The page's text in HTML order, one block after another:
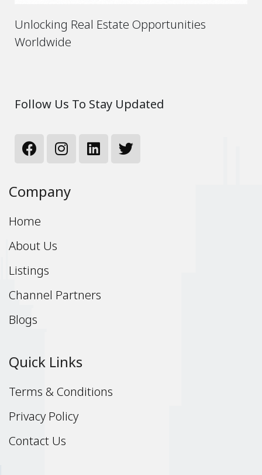
Unlocking Real Estate Opportunities
Worldwide
Follow Us To Stay Updated
Company
Home
About Us
Listings
Channel Partners
Blogs
Quick Links
Terms & Conditions
Privacy Policy
Contact Us